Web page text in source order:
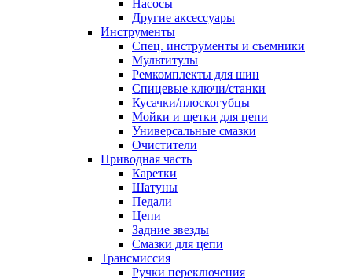
Насосы
Другие аксессуары
Инструменты
Спец. инструменты и съемники
Мультитулы
Ремкомплекты для шин
Спицевые ключи/станки
Кусачки/плоскогубцы
Мойки и щетки для цепи
Универсальные смазки
Очистители
Приводная часть
Каретки
Шатуны
Педали
Цепи
Задние звезды
Смазки для цепи
Трансмиссия
Ручки переключения